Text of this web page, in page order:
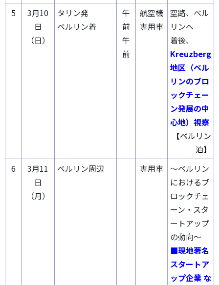
5
3月10
日
（日）
タリン発
ベルリン着
午
前
午
前
航空機
専用車
空路、ベル
リンへ
着後、
Kreuzberg
地区（ベル
リンのブロ
ックチェー
ン発展の中
心地）視察
【ベルリン
泊】
6
3月11
日
（月）
ベルリン周辺 専用車
～ベルリン
におけるブ
ロックチェ
ーン・スタ
ートアップ
の動向～
■現地著名
スタートア
ップ企業 な